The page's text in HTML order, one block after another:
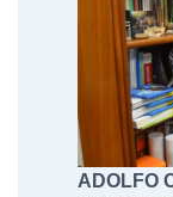
ADOLFO